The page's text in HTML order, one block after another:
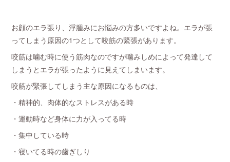
お顔のエラ張り、浮腫みにお悩みの方多いですよね。エラが張
ってしまう原因の1つとして咬筋の緊張があります。
咬筋は噛む時に使う筋肉なのですが噛みしめによって発達して
しまうとエラが張ったように見えてしまいます。
咬筋が緊張してしまう主な原因になるものは、
・精神的、肉体的なストレスがある時
・運動時など身体に力が入ってる時
・集中している時
・寝いてる時の歯ぎしり